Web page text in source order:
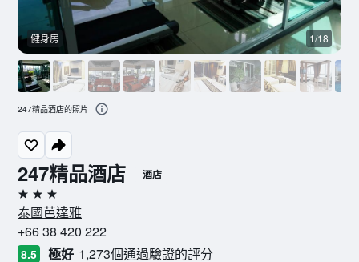
247精品酒店 酒店
3星級
泰國芭達雅
+66 38 420 222
8.5 極好 1,273個通過驗證的評分
健身房 1/18
247精品酒店的照片